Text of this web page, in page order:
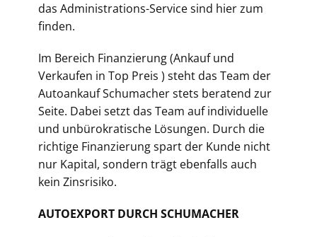
das Administrations-Service sind hier zum
finden.
Im Bereich Finanzierung (Ankauf und
Verkaufen in Top Preis ) steht das Team der
Autoankauf Schumacher stets beratend zur
Seite. Dabei setzt das Team auf individuelle
und unbürokratische Lösungen. Durch die
richtige Finanzierung spart der Kunde nicht
nur Kapital, sondern trägt ebenfalls auch
kein Zinsrisiko.
AUTOEXPORT DURCH SCHUMACHER